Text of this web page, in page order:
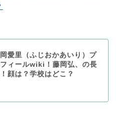
愛里（ふじおかあいり）プ
ィールwiki！藤岡弘、の長
顔は？学校はどこ？